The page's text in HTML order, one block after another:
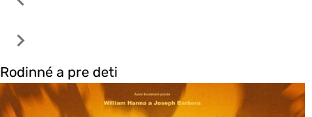
Rodinné a pre deti